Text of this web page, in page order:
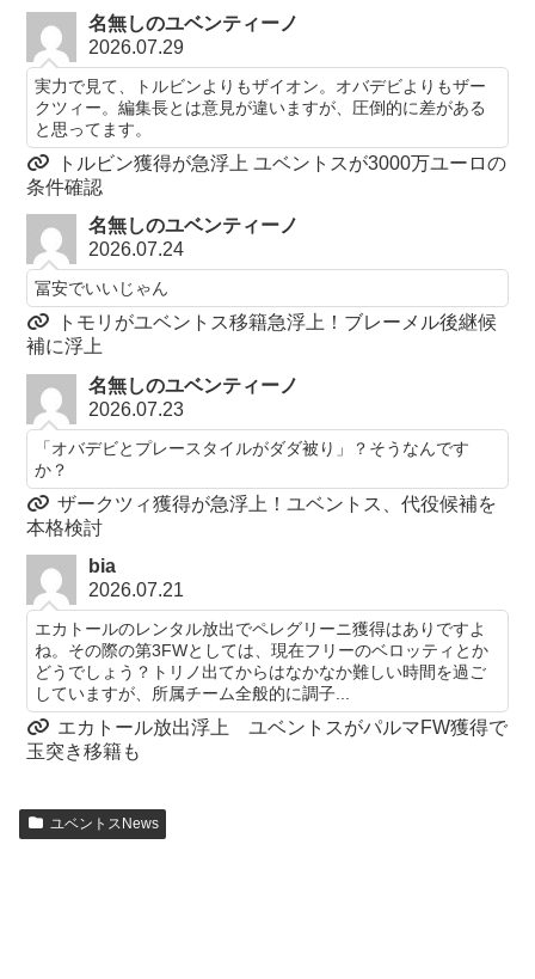
名無しのユベンティーノ
2026.07.29
実力で見て、トルビンよりもザイオン。オバデビよりもザー
クツィー。編集長とは意見が違いますが、圧倒的に差がある
と思ってます。
トルビン獲得が急浮上 ユベントスが3000万ユーロの
条件確認
名無しのユベンティーノ
2026.07.24
冨安でいいじゃん
トモリがユベントス移籍急浮上！ブレーメル後継候
補に浮上
名無しのユベンティーノ
2026.07.23
「オバデビとプレースタイルがダダ被り」？そうなんです
か？
ザークツィ獲得が急浮上！ユベントス、代役候補を
本格検討
bia
2026.07.21
エカトールのレンタル放出でペレグリーニ獲得はありですよ
ね。その際の第3FWとしては、現在フリーのベロッティとか
どうでしょう？トリノ出てからはなかなか難しい時間を過ご
していますが、所属チーム全般的に調子...
エカトール放出浮上 ユベントスがパルマFW獲得で
玉突き移籍も
ユベントスNews